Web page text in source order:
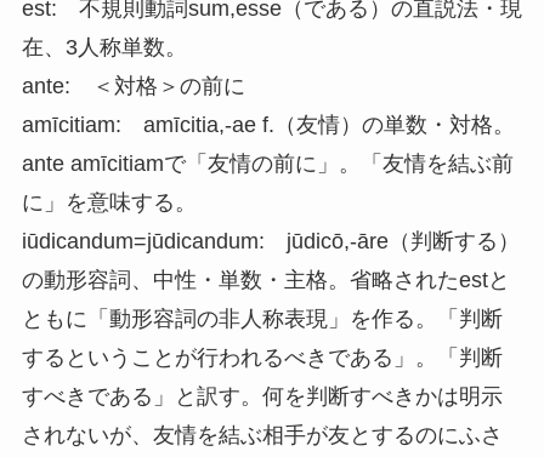
est: 不規則動詞sum,esse（である）の直説法・現
在、3人称単数。
ante: ＜対格＞の前に
amīcitiam: amīcitia,-ae f.（友情）の単数・対格。
ante amīcitiamで「友情の前に」。「友情を結ぶ前
に」を意味する。
iūdicandum=jūdicandum: jūdicō,-āre（判断する）
の動形容詞、中性・単数・主格。省略されたestと
ともに「動形容詞の非人称表現」を作る。「判断
するということが行われるべきである」。「判断
すべきである」と訳す。何を判断すべきかは明示
されないが、友情を結ぶ相手が友とするのにふさ